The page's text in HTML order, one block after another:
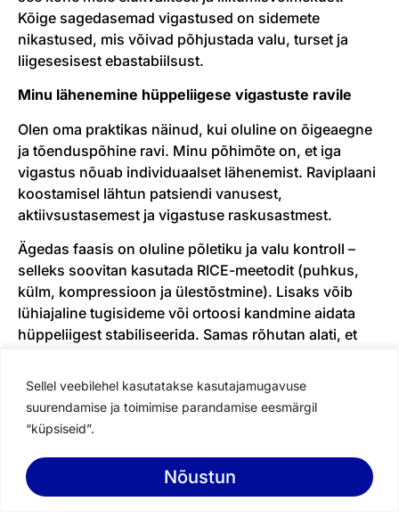
Sellel veebilehel kasutatakse kasutajamugavuse
suurendamise ja toimimise parandamise eesmärgil
“küpsiseid”.
Nõustun
Kõige sagedasemad vigastused on sidemete
nikastused, mis võivad põhjustada valu, turset ja
liigesesisest ebastabiilsust.
Minu lähenemine hüppeliigese vigastuste ravile
Olen oma praktikas näinud, kui oluline on õigeaegne
ja tõenduspõhine ravi. Minu põhimõte on, et iga
vigastus nõuab individuaalset lähenemist. Raviplaani
koostamisel lähtun patsiendi vanusest,
aktiivsustasemest ja vigastuse raskusastmest.
Ägedas faasis on oluline põletiku ja valu kontroll –
selleks soovitan kasutada RICE-meetodit (puhkus,
külm, kompressioon ja ülestõstmine). Lisaks võib
lühiajaline tugisideme või ortoosi kandmine aidata
hüppeliigest stabiliseerida. Samas rõhutan alati, et
immobilisatsioon võib taastumist hoopis aeglustada.
Füsioteraapia tähtsus
võtmeelement. Olen näinud, kuidas individuaalselt
kohandatud harjutusprogrammid aitavad patsientidel